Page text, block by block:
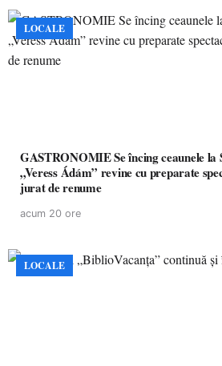
LOCALE
GASTRONOMIE Se încing ceaunele la Satu Mare! Concursul
„Veress Ádám” revine cu preparate
jurat de renume
acum 20 ore
LOCALE